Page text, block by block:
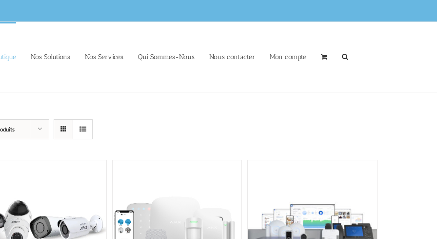
Nos Solutions Nos Services Qui Sommes-Nous Nous contacter Mon compte